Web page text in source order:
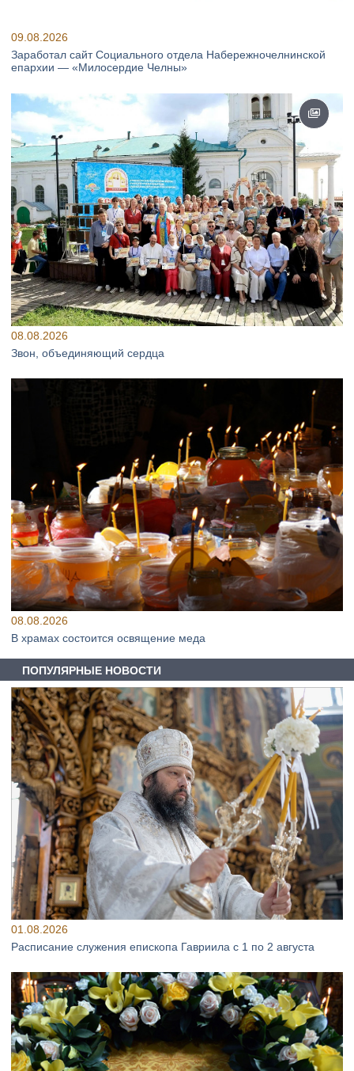
09.08.2026
Заработал сайт Социального отдела Набережночелнинской
епархии — «Милосердие Челны»
08.08.2026
Звон, объединяющий сердца
08.08.2026
В храмах состоится освящение меда
ПОПУЛЯРНЫЕ НОВОСТИ
01.08.2026
Расписание служения епископа Гавриила с 1 по 2 августа